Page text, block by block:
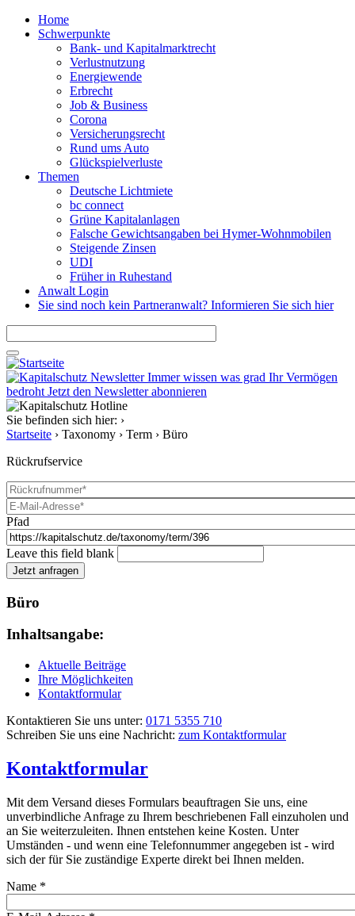
Direkt zum Inhalt
Home
Schwerpunkte
Bank- und Kapitalmarktrecht
Verlustnutzung
Energiewende
Erbrecht
Job & Business
Corona
Versicherungsrecht
Rund ums Auto
Glückspielverluste
Themen
Deutsche Lichtmiete
bc connect
Grüne Kapitalanlagen
Falsche Gewichtsangaben bei Hymer-Wohnmobilen
Steigende Zinsen
UDI
Früher in Ruhestand
Anwalt Login
Sie sind noch kein Partneranwalt? Informieren Sie sich hier
Immer wissen was grad Ihr Vermögen
bedroht Jetzt den Newsletter abonnieren
Sie befinden sich hier: ›
Startseite › Taxonomy › Term › Büro
Rückrufservice
Rückrufnummer
E-Mail-Adresse
Pfad
Leave this field blank
Jetzt anfragen
Büro
Inhaltsangabe:
Aktuelle Beiträge
Ihre Möglichkeiten
Kontaktformular
Kontaktieren Sie uns unter: 0171 5355 710
Schreiben Sie uns eine Nachricht: zum Kontaktformular
Kontaktformular
Mit dem Versand dieses Formulars beauftragen Sie uns, eine
unverbindliche Anfrage zu Ihrem beschriebenen Fall einzuholen und
an Sie weiterzuleiten. Ihnen entstehen keine Kosten. Unter
Umständen - und wenn eine Telefonnummer angegeben ist - wird
sich der für Sie zuständige Experte direkt bei Ihnen melden.
Name *